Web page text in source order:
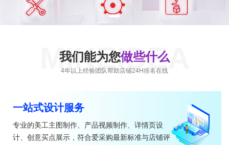
我们能为您做些什么
4年以上经验团队帮助店铺24H排名在线
MIKEIDEA
一站式设计服务
专业的美工主图制作、产品视频制作、详情页设
计、创意买点展示，符合爱采购最新标准与店铺评